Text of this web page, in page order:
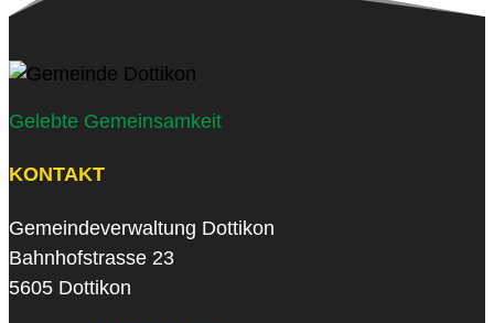
Gelebte Gemeinsamkeit
KONTAKT
Gemeindeverwaltung Dottikon
Bahnhofstrasse 23
5605 Dottikon